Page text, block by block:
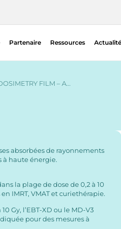
Partenaire Ressources
FILM – A…
absorbées de rayonnements
à haute énergie.
la plage de dose de 0,2 à 10
IMRT, VMAT et curiethérapie.
Gy, l’EBT-XD ou le MD-V3
pour des mesures à